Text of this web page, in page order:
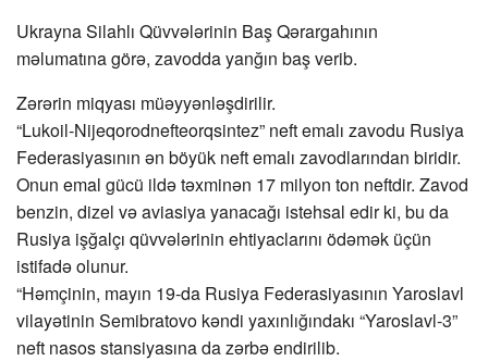
Ukrayna Silahlı Qüvvələrinin Baş Qərargahının
məlumatına görə, zavodda yanğın baş verib.
Zərərin miqyası müəyyənləşdirilir.
“Lukoil-Nijeqorodnefteorqsintez” neft emalı zavodu Rusiya
Federasiyasının ən böyük neft emalı zavodlarından biridir.
Onun emal gücü ildə təxminən 17 milyon ton neftdir. Zavod
benzin, dizel və aviasiya yanacağı istehsal edir ki, bu da
Rusiya işğalçı qüvvələrinin ehtiyaclarını ödəmək üçün
istifadə olunur.
“Həmçinin, mayın 19-da Rusiya Federasiyasının Yaroslavl
vilayətinin Semibratovo kəndi yaxınlığındakı “Yaroslavl-3”
neft nasos stansiyasına da zərbə endirilib.